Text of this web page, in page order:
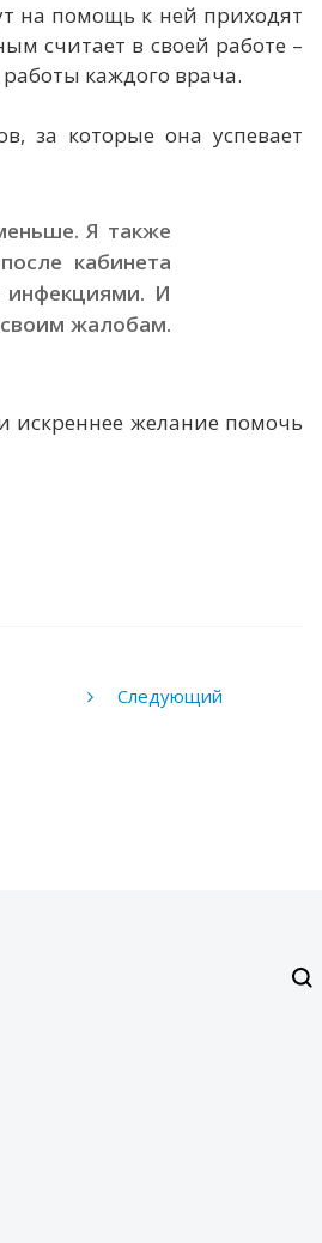
на помощь к ней приходят
считает в своей работе –
каждого врача.
за которые она успевает
Я также
кабинета
И
жалобам.
искреннее желание помочь
Следующий